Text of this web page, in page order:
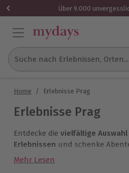
Über 9.000
Suche nach Erlebnissen, Orten...
Home / Erlebnisse Prag
Erlebnisse Prag
Entdecke die vielfältige Auswahl
Erlebnissen und schenke
in der Stadt an der Moldau
Mehr Lesen